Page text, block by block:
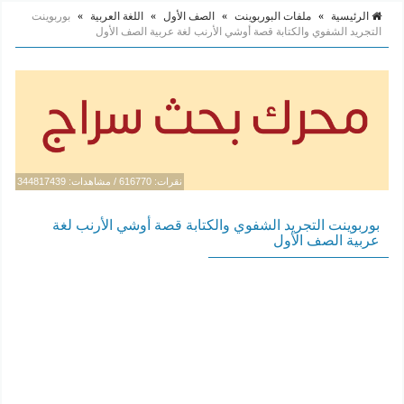
الرئيسية » ملفات البوربوينت » الصف الأول » اللغة العربية » بوربوينت
التجريد الشفوي والكتابة قصة أوشي الأرنب لغة عربية الصف الأول
نقرات: 616770 / مشاهدات: 344817439
بوربوينت التجريد الشفوي والكتابة قصة أوشي الأرنب لغة
عربية الصف الأول